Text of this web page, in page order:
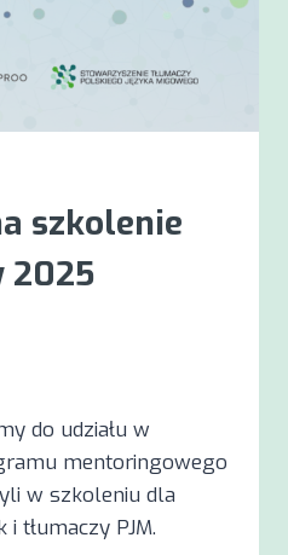
szkolenie
2025
do udziału w
mentoringowego
w szkoleniu dla
tłumaczy PJM.